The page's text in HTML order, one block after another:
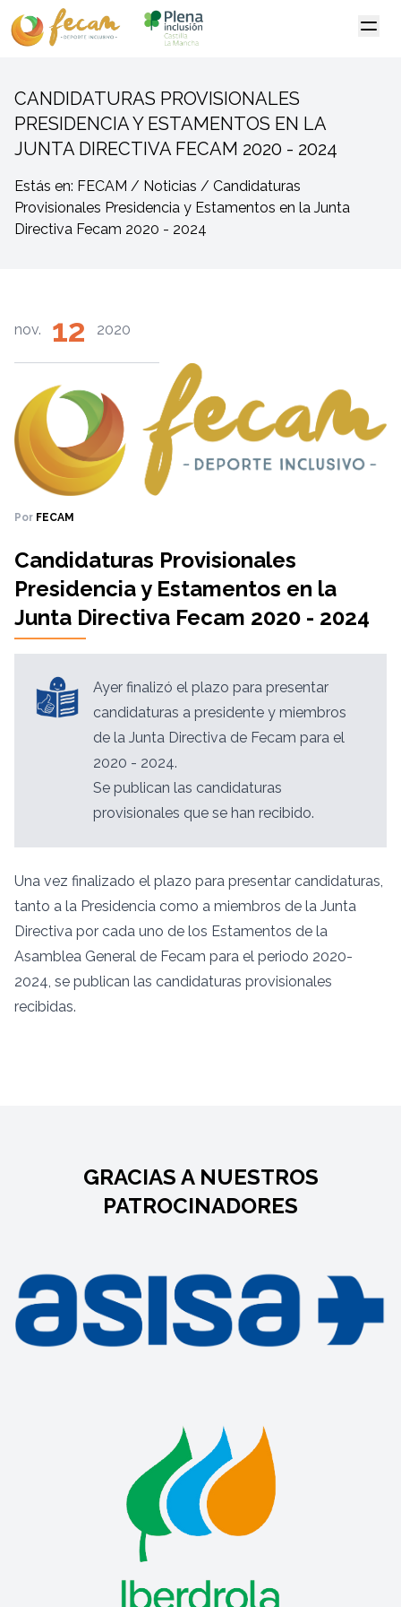
CANDIDATURAS PROVISIONALES
PRESIDENCIA Y ESTAMENTOS EN LA
JUNTA DIRECTIVA FECAM 2020 - 2024
Estás en: FECAM / Noticias / Candidaturas
Provisionales Presidencia y Estamentos en la Junta
Directiva Fecam 2020 - 2024
nov. 12 2020
Por FECAM
Candidaturas Provisionales
Presidencia y Estamentos en la
Junta Directiva Fecam 2020 - 2024
Ayer finalizó el plazo para presentar
candidaturas a presidente y miembros
de la Junta Directiva de Fecam para el
2020 - 2024.
Se publican las candidaturas
provisionales que se han recibido.
Una vez finalizado el plazo para presentar candidaturas,
tanto a la Presidencia como a miembros de la Junta
Directiva por cada uno de los Estamentos de la
Asamblea General de Fecam para el periodo 2020-
2024, se publican las candidaturas provisionales
recibidas.
GRACIAS A NUESTROS
PATROCINADORES